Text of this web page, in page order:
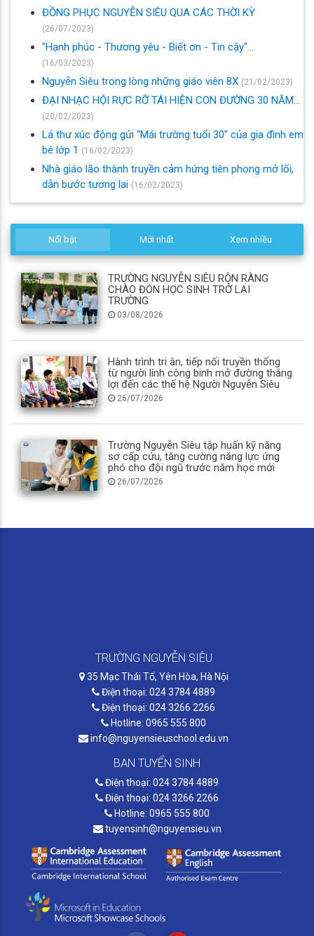
ĐỒNG PHỤC NGUYỄN SIÊU QUA CÁC THỜI KỲ
(26/07/2023)
"Hạnh phúc - Thương yêu - Biết ơn - Tin cậy"...
(16/03/2023)
Nguyễn Siêu trong lòng những giáo viên 8X (21/02/2023)
ĐẠI NHẠC HỘI RỰC RỠ TÁI HIỆN CON ĐƯỜNG 30 NĂM…
(20/02/2023)
Lá thư xúc động gửi “Mái trường tuổi 30” của gia đình em
bé lớp 1 (16/02/2023)
Nhà giáo lão thành truyền cảm hứng tiên phong mở lối,
dẫn bước tương lai (16/02/2023)
Nổi bật Mới nhất Xem nhiều
TRƯỜNG NGUYỄN SIÊU RỘN RÀNG
CHÀO ĐÓN HỌC SINH TRỞ LẠI
TRƯỜNG
03/08/2026
Hành trình tri ân, tiếp nối truyền thống
từ người lính công binh mở đường thắng
lợi đến các thế hệ Người Nguyễn Siêu
26/07/2026
Trường Nguyễn Siêu tập huấn kỹ năng
sơ cấp cứu, tăng cường năng lực ứng
phó cho đội ngũ trước năm học mới
26/07/2026
TRƯỜNG NGUYỄN SIÊU
35 Mạc Thái Tổ, Yên Hòa, Hà Nội
Điện thoại: 024 3784 4889
Điện thoại: 024 3266 2266
Hotline: 0965 555 800
info@nguyensieuschool.edu.vn
BAN TUYỂN SINH
Điện thoại: 024 3784 4889
Điện thoại: 024 3266 2266
Hotline: 0965 555 800
tuyensinh@nguyensieu.vn